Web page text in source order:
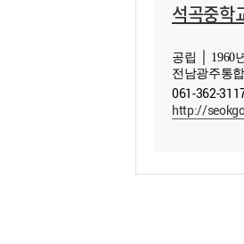
석곡중학
공립 │ 1960
전남광주통
061-362-
http://